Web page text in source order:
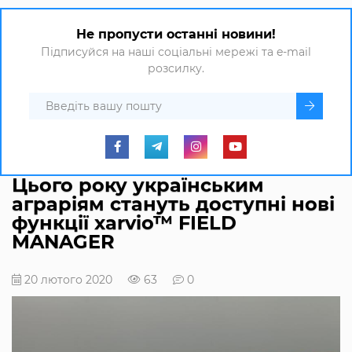
Не пропусти останні новини!
Підписуйся на наші соціальні мережі та e-mail
розсилку.
Цього року українським
аграріям стануть доступні нові
функції xarvio™ FIELD
MANAGER
20 лютого 2020 63 0